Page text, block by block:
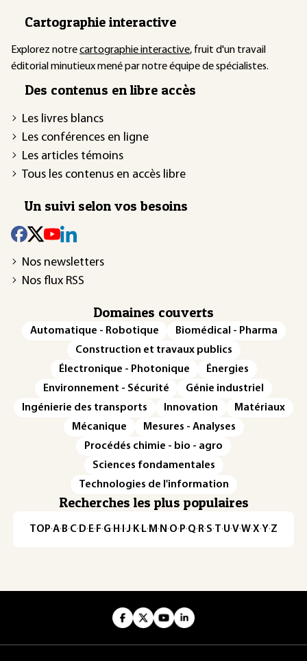
Cartographie interactive
Explorez notrecartographie interactive, fruit d'un travail
éditorial minutieux mené par notre équipe de spécialistes.
Des contenus en libre accès
Les livres blancs
Les conférences en ligne
Les articles témoins
Tous les contenus en accès libre
Un suivi selon vos besoins
Nos newsletters
Nos flux RSS
Domaines couverts
Automatique - Robotique
Biomédical - Pharma
Construction et travaux publics
Électronique - Photonique
Énergies
Environnement - Sécurité
Génie industriel
Ingénierie des transports
Innovation
Matériaux
Mécanique
Mesures - Analyses
Procédés chimie - bio - agro
Sciences fondamentales
Technologies de l'information
Recherches les plus populaires
TOP·A·B·C· D· E· F·G· H · ·J· K· L· M · N ·O· P·Q· R·S·T·U·V·W·X·Y·Z